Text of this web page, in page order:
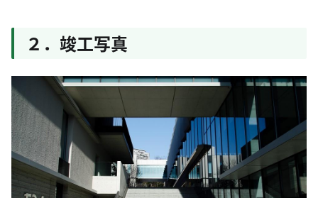
２．竣工写真